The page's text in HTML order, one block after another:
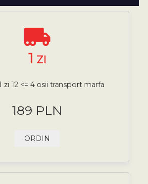
1 ZI
zi 12 <= 4 osii transport marfa
189 PLN
ORDIN